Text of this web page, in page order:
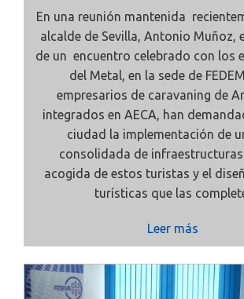
En una reunión mantenida
alcalde de Sevilla, Antonio Muñoz,
de un encuentro celebrado con los
del Metal, en la sede de
empresarios de caravaning de
integrados en AECA, han
ciudad la implementación de
consolidada de
acogida de estos turistas y el
turísticas que las
Leer más